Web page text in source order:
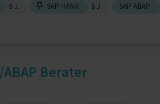
6 J. SAP HANA 6 J. SAP ABAP
ABAP Berater